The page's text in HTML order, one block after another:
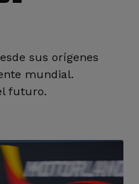
sus orígenes
mundial.
futuro.